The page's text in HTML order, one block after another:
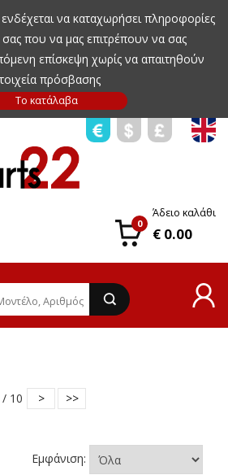
να καταχωρήσει πληροφορίες
που να μας επιτρέπουν να σας
επίσκεψη χωρίς να απαιτηθούν
πρόσβασης
0
Άδειο καλάθι
€ 0.00
/ 10 > >>
Εμφάνιση: